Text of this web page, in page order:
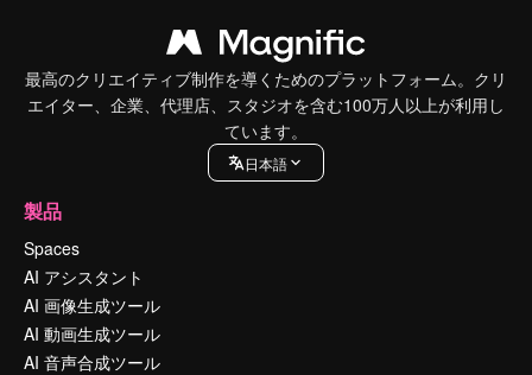
最高のクリエイティブ制作を導くためのプラットフォーム。クリ
エイター、企業、代理店、スタジオを含む100万人以上が利用し
ています。
日本語
製品
Spaces
AI アシスタント
AI 画像生成ツール
AI 動画生成ツール
AI 音声合成ツール